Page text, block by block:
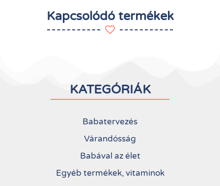
Kapcsolódó termékek
KATEGÓRIÁK
Babatervezés
Várandósság
Babával az élet
Egyéb termékek, vitaminok